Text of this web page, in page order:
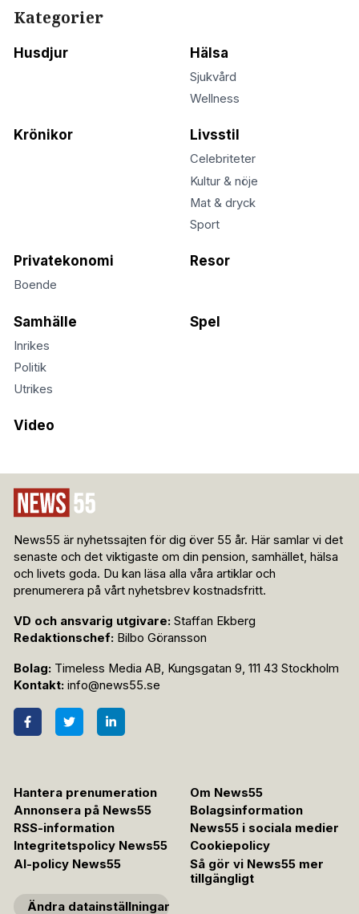
Kategorier
Husdjur Hälsa
Sjukvård
Wellness
Krönikor Livsstil
Celebriteter
Kultur & nöje
Mat & dryck
Sport
Privatekonomi
Boende
Resor
Samhälle
Inrikes
Politik
Utrikes
Spel
Video
News55 är nyhetssajten för dig över 55 år. Här samlar vi det
senaste och det viktigaste om din pension, samhället, hälsa
och livets goda. Du kan läsa alla våra artiklar och
prenumerera på vårt nyhetsbrev kostnadsfritt.
VD och ansvarig utgivare: Staffan Ekberg
Redaktionschef: Bilbo Göransson
Bolag: Timeless Media AB, Kungsgatan 9, 111 43 Stockholm
Kontakt: info@news55.se
Hantera prenumeration
Om News55
Annonsera på News55
Bolagsinformation
RSS-information
News55 i sociala medier
Integritetspolicy News55
Cookiepolicy
AI-policy News55
Så gör vi News55 mer
tillgängligt
Ändra datainställningar